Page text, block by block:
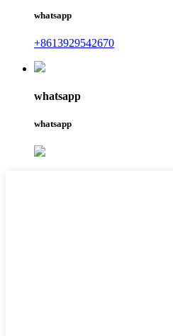
whatsapp
+8613929542670
whatsapp
whatsapp